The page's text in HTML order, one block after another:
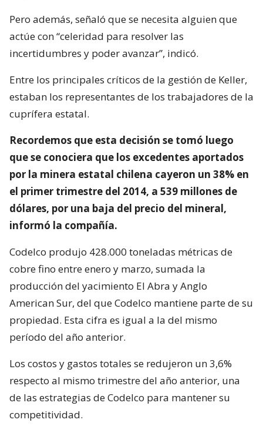
Pero además, señaló que se necesita alguien que
actúe con “celeridad para resolver las
incertidumbres y poder avanzar”, indicó.
Entre los principales críticos de la gestión de Keller,
estaban los representantes de los trabajadores de la
cuprífera estatal.
Recordemos que esta decisión se tomó luego
que se conociera que los excedentes aportados
por la minera estatal chilena cayeron un 38% en
el primer trimestre del 2014, a 539 millones de
dólares, por una baja del precio del mineral,
informó la compañía.
Codelco produjo 428.000 toneladas métricas de
cobre fino entre enero y marzo, sumada la
producción del yacimiento El Abra y Anglo
American Sur, del que Codelco mantiene parte de su
propiedad. Esta cifra es igual a la del mismo
período del año anterior.
Los costos y gastos totales se redujeron un 3,6%
respecto al mismo trimestre del año anterior, una
de las estrategias de Codelco para mantener su
competitividad.